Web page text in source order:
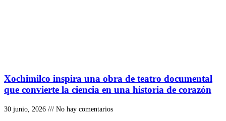
Xochimilco inspira una obra de teatro documental
que convierte la ciencia en una historia de corazón
30 junio, 2026 No hay comentarios